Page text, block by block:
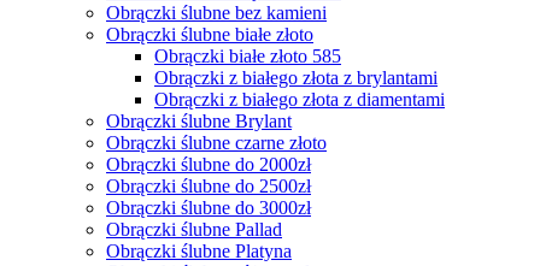
Aby zapewnić spersonalizowane zakupy, nasza strona wykorzystuje
pliki cookies. Kontynuując korzystanie z tej witryny, wyrażasz
zgodę na naszą politykę dotyczącą plików cookiepolityka cookies.
Produkty do porównania(0 Produktów)